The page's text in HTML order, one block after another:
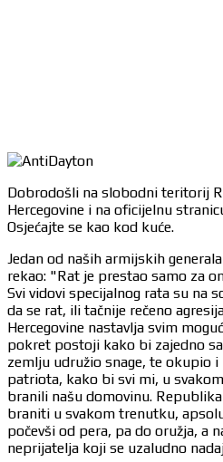
Dobrodošli na slobodni teritorij
Hercegovine i na oficijelnu
Osjećajte se kao kod kuće.
Jedan od naših armijskih
rekao: "Rat je prestao samo za
Svi vidovi specijalnog rata su na
da se rat, ili tačnije rečeno
Hercegovine nastavlja svim
pokret postoji kako bi zajedno
zemlju udružio snage, te okupio
patriota, kako bi svi mi, u
branili našu domovinu.
braniti u svakom trenutku,
počevši od pera, pa do oružja, a
neprijatelja koji se uzaludno